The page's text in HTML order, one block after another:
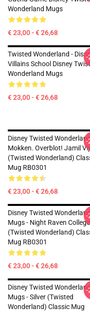
Wonderland Mugs
€ 23,00 - € 26,68
Twisted Wonderland -
Villains School Disney
Wonderland Mugs
€ 23,00 - € 26,68
-
Disney Twisted
Mokken. Overblot! Jamil
(Twisted Wonderland)
Mug RB0301
€ 23,00 - € 26,68
-
Disney Twisted
Mugs - Night Raven College
(Twisted Wonderland)
Mug RB0301
€ 23,00 - € 26,68
-
Disney Twisted
Mugs - Silver (Twisted
Wonderland) Classic Mug
-